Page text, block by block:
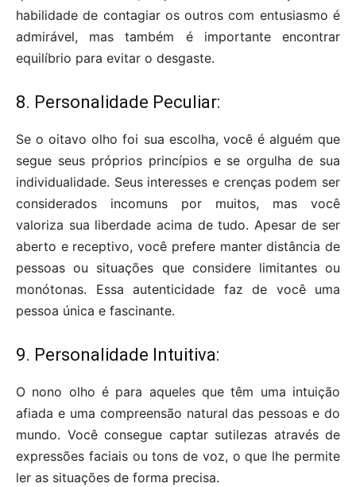
habilidade de contagiar os outros com entusiasmo é
admirável, mas também é importante encontrar
equilíbrio para evitar o desgaste.
8. Personalidade Peculiar:
Se o oitavo olho foi sua escolha, você é alguém que
segue seus próprios princípios e se orgulha de sua
individualidade. Seus interesses e crenças podem ser
considerados incomuns por muitos, mas você
valoriza sua liberdade acima de tudo. Apesar de ser
aberto e receptivo, você prefere manter distância de
pessoas ou situações que considere limitantes ou
monótonas. Essa autenticidade faz de você uma
pessoa única e fascinante.
9. Personalidade Intuitiva:
O nono olho é para aqueles que têm uma intuição
afiada e uma compreensão natural das pessoas e do
mundo. Você consegue captar sutilezas através de
expressões faciais ou tons de voz, o que lhe permite
ler as situações de forma precisa.